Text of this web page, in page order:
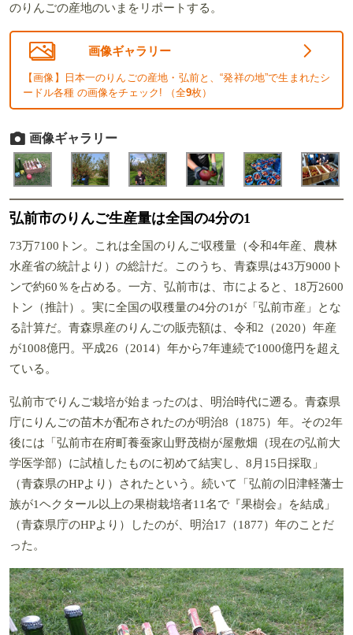
のりんごの産地のいまをリポートする。
画像ギャラリー
【画像】日本一のりんごの産地・弘前と、“発祥の地”で生まれたシ
ードル各種 の画像をチェック! （全9枚）
画像ギャラリー
弘前市のりんご生産量は全国の4分の1
73万7100トン。これは全国のりんご収穫量（令和4年産、農林
水産省の統計より）の総計だ。このうち、青森県は43万9000ト
ンで約60％を占める。一方、弘前市は、市によると、18万2600
トン（推計）。実に全国の収穫量の4分の1が「弘前市産」とな
る計算だ。青森県産のりんごの販売額は、令和2（2020）年産
が1008億円。平成26（2014）年から7年連続で1000億円を超え
ている。
弘前市でりんご栽培が始まったのは、明治時代に遡る。青森県
庁にりんごの苗木が配布されたのが明治8（1875）年。その2年
後には「弘前市在府町養蚕家山野茂樹が屋敷畑（現在の弘前大
学医学部）に試植したものに初めて結実し、8月15日採取」
（青森県のHPより）されたという。続いて「弘前の旧津軽藩士
族が1ヘクタール以上の果樹栽培者11名で『果樹会』を結成」
（青森県庁のHPより）したのが、明治17（1877）年のことだ
った。